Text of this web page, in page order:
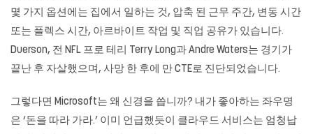
몇 가지 옵션에는 집에서 일하는 것, 압축 된 근무 주간, 변동 시간
또는 플렉스 시간, 아르바이트 작업 및 직업 공유가 있습니다.
Duerson, 전 NFL 프로 테리 Terry Long과 Andre Waters는 경기가
끝난 후 자살했으며, 사망 한 후에 만 ​​CTE로 진단되었습니다.
그렇다면 Microsoft는 왜 신경을 씁니까? 내가 좋아하는 좌우명
은 ‘돈을 따라 가라.’ 이미 언급했듯이 클라우드 서비스는 엄청납